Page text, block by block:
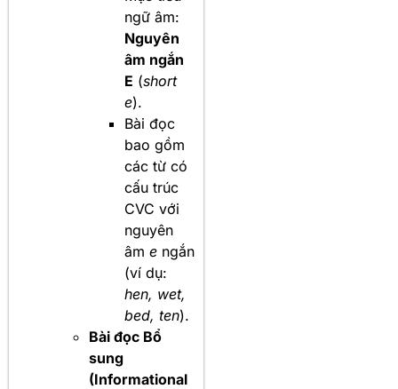
ngữ âm:
Nguyên
âm ngắn
E (short
e).
Bài đọc
bao gồm
các từ có
cấu trúc
CVC với
nguyên
âm e ngắn
(ví dụ:
hen, wet,
bed, ten).
Bài đọc Bổ
sung
(Informational